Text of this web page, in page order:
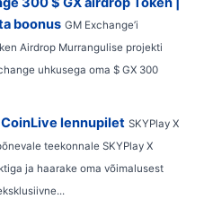
boonus GM Exchange’i
Airdrop Murrangulise projekti
uhkusega oma $ GX 300
CoinLive lennupilet SKYPlay X
teekonnale SKYPlay X
ja haarake oma võimalusest